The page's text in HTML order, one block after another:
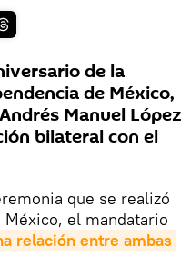
de la
de México,
Manuel López
bilateral con el
que se realizó
el mandatario
relación entre ambas